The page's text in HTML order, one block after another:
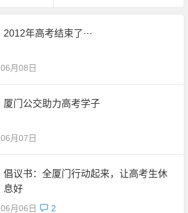
2012年高考结束了···
06月08日
厦门公交助力高考学子
06月07日
倡议书：全厦门行动起来，让高考生休
息好
06月06日 2